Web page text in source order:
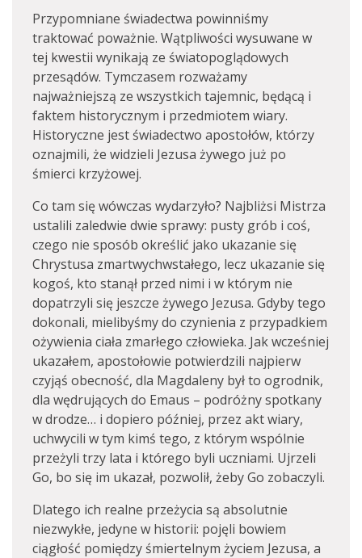
Przypomniane świadectwa powinniśmy
traktować poważnie. Wątpliwości wysuwane w
tej kwestii wynikają ze światopoglądowych
przesądów. Tymczasem rozważamy
najważniejszą ze wszystkich tajemnic, będącą i
faktem historycznym i przedmiotem wiary.
Historyczne jest świadectwo apostołów, którzy
oznajmili, że widzieli Jezusa żywego już po
śmierci krzyżowej.
Co tam się wówczas wydarzyło? Najbliżsi Mistrza
ustalili zaledwie dwie sprawy: pusty grób i coś,
czego nie sposób określić jako ukazanie się
Chrystusa zmartwychwstałego, lecz ukazanie się
kogoś, kto stanął przed nimi i w którym nie
dopatrzyli się jeszcze żywego Jezusa. Gdyby tego
dokonali, mielibyśmy do czynienia z przypadkiem
ożywienia ciała zmarłego człowieka. Jak wcześniej
ukazałem, apostołowie potwierdzili najpierw
czyjąś obecność, dla Magdaleny był to ogrodnik,
dla wędrujących do Emaus – podróżny spotkany
w drodze… i dopiero później, przez akt wiary,
uchwycili w tym kimś tego, z którym wspólnie
przeżyli trzy lata i którego byli uczniami. Ujrzeli
Go, bo się im ukazał, pozwolił, żeby Go zobaczyli.
Dlatego ich realne przeżycia są absolutnie
niezwykłe, jedyne w historii: pojęli bowiem
ciągłość pomiędzy śmiertelnym życiem Jezusa, a